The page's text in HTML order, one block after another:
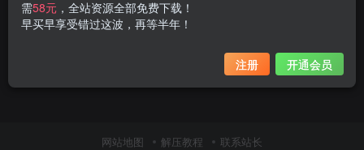
网站地图 解压教程 联系站长
需58元 ，全站资源全部免费下载！
早买早享受错过这波，再等半年！
注册 开通会员